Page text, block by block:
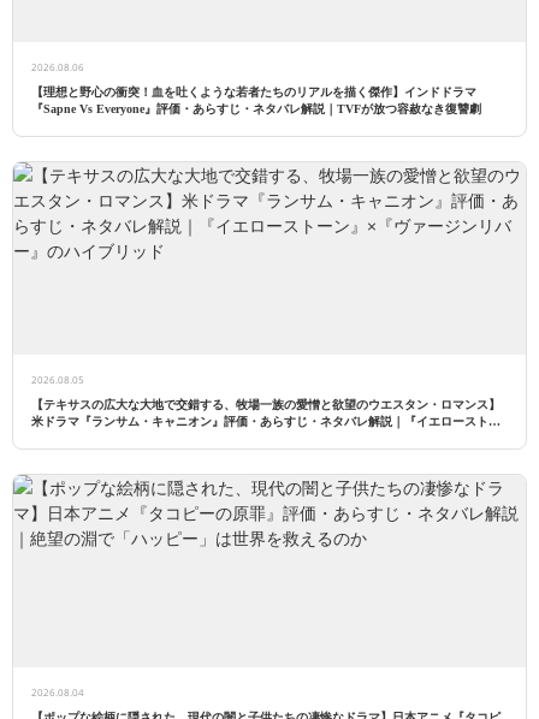
2026.08.06
【理想と野心の衝突！血を吐くような若者たちのリアルを描く傑作】インドドラマ
『Sapne Vs Everyone』評価・あらすじ・ネタバレ解説｜TVFが放つ容赦なき復讐劇
2026.08.05
【テキサスの広大な大地で交錯する、牧場一族の愛憎と欲望のウエスタン・ロマンス】
米ドラマ『ランサム・キャニオン』評価・あらすじ・ネタバレ解説｜『イエローストー
2026.08.04